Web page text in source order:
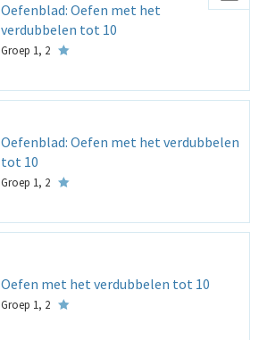
Oefenblad: Oefen met het
verdubbelen tot 10
Groep 1, 2
Oefenblad: Oefen met het verdubbelen
tot 10
Groep 1, 2
Oefen met het verdubbelen tot 10
Groep 1, 2